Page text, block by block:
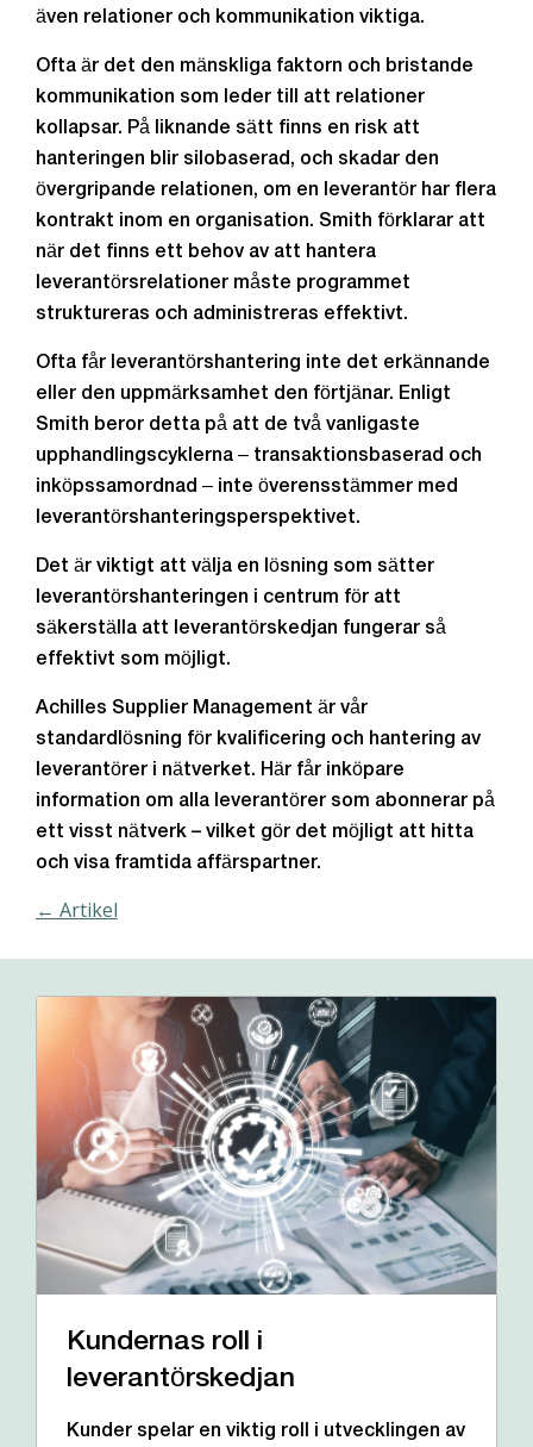
även relationer och kommunikation viktiga.
Ofta är det den mänskliga faktorn och bristande
kommunikation som leder till att relationer
kollapsar. På liknande sätt finns en risk att
hanteringen blir silobaserad, och skadar den
övergripande relationen, om en leverantör har flera
kontrakt inom en organisation. Smith förklarar att
när det finns ett behov av att hantera
leverantörsrelationer måste programmet
struktureras och administreras effektivt.
Ofta får leverantörshantering inte det erkännande
eller den uppmärksamhet den förtjänar. Enligt
Smith beror detta på att de två vanligaste
upphandlingscyklerna ‒ transaktionsbaserad och
inköpssamordnad ‒ inte överensstämmer med
leverantörshanteringsperspektivet.
Det är viktigt att välja en lösning som sätter
leverantörshanteringen i centrum för att
säkerställa att leverantörskedjan fungerar så
effektivt som möjligt.
Achilles Supplier Management är vår
standardlösning för kvalificering och hantering av
leverantörer i nätverket. Här får inköpare
information om alla leverantörer som abonnerar på
ett visst nätverk – vilket gör det möjligt att hitta
och visa framtida affärspartner.
← Artikel
Kundernas roll i
leverantörskedjan
Kunder spelar en viktig roll i utvecklingen av